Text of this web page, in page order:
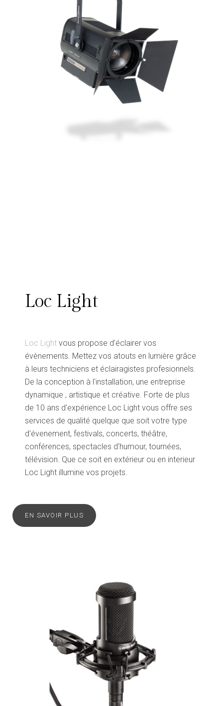
Loc Light
Loc Light vous propose d'éclairer vos
évènements. Mettez vos atouts en lumière grâce
à leurs techniciens et éclairagistes profesionnels.
De la conception à l'installation, une entreprise
dynamique , artistique et créative. Forte de plus
de 10 ans d'expérience Loc Light vous offre ses
services de qualité quelque que soit votre type
d'évenement, festivals, concerts, théâtre,
conférences, spectacles d'humour, tournées,
télévision. Que ce soit en extérieur ou en interieur
Loc Light illumine vos projets.
EN SAVOIR PLUS